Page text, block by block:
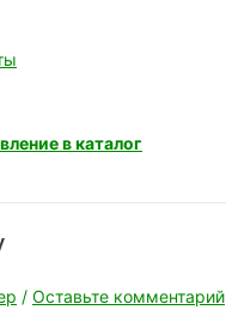
в каталог
/ Оставьте комментарий